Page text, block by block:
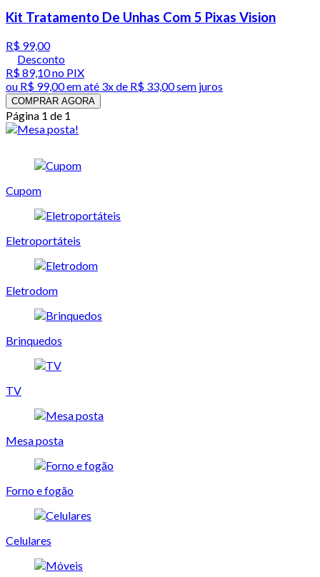
Kit Tratamento De Unhas Com 5 Pixas Vision
R$ 99,00
Desconto
R$ 89,10no PIX
ou R$ 99,00em até 3x de R$ 33,00 sem juros
COMPRAR AGORA
Página 1 de 1
Cupom
Eletroportáteis
Eletrodom
Brinquedos
TV
Mesa posta
Forno e fogão
Celulares